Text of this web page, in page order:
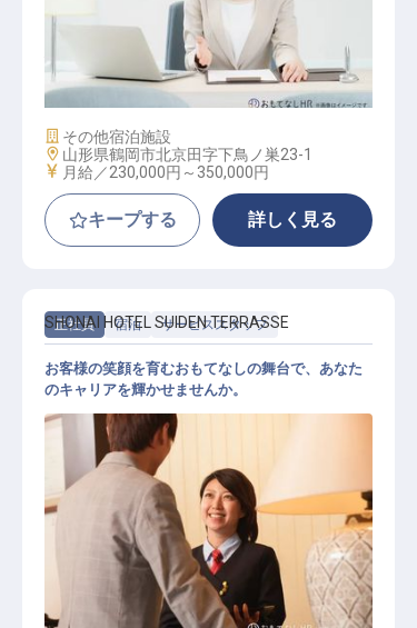
経理 / 総務 / 労務
施設業態
その他宿泊施設
勤務地
山形県鶴岡市北京田字下鳥ノ巣23-1
給与
月給／230,000円～ 350,000円
キープする 詳しく見る
正社員 宿泊 サービススタッフ
サービススタッフ
SHONAI HOTEL SUIDEN TERRASSE
お客様の笑顔を育むおもてなしの舞台で、あなた
のキャリアを輝かせませんか。